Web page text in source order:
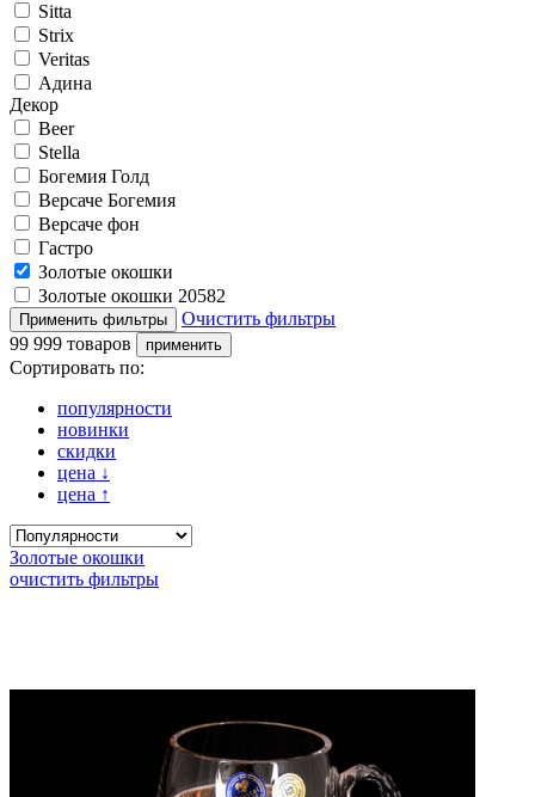
Sitta
Strix
Veritas
Адина
Декор
Beer
Stella
Богемия Голд
Версаче Богемия
Версаче фон
Гастро
Золотые окошки
Золотые окошки 20582
Очистить фильтры
99 999 товаров
Сортировать по:
популярности
новинки
скидки
цена ↓
цена ↑
Золотые окошки
очистить фильтры